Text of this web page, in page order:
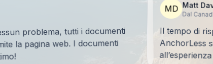
problema, tutti i documenti
la pagina web. I documenti
MD Matt
Dal
Il tempo di
AnchorLess